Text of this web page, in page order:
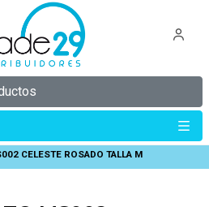
CELESTE ROSADO TALLA M